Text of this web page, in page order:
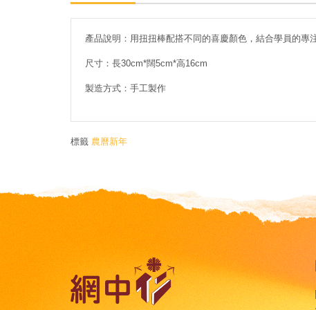
產品說明：用扭扭棒配搭不同的喜慶顏色，結合學員的專
尺寸：長30cm*闊5cm*高16cm
製造方式：手工製作
標籤 農曆新年